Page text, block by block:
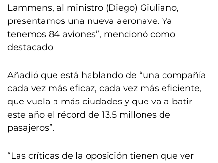
Lammens, al ministro (Diego) Giuliano,
presentamos una nueva aeronave. Ya
tenemos 84 aviones”, mencionó como
destacado.
Añadió que está hablando de “una compañía
cada vez más eficaz, cada vez más eficiente,
que vuela a más ciudades y que va a batir
este año el récord de 13.5 millones de
pasajeros”.
“Las críticas de la oposición tienen que ver